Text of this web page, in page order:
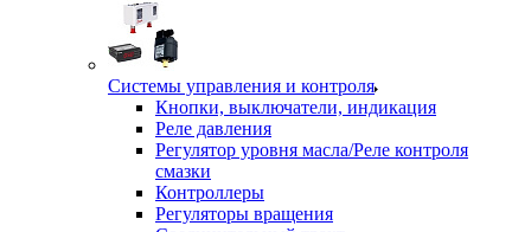
Системы управления и контроля
Кнопки, выключатели, индикация
Реле давления
Регулятор уровня масла/Реле контроля
смазки
Контроллеры
Регуляторы вращения